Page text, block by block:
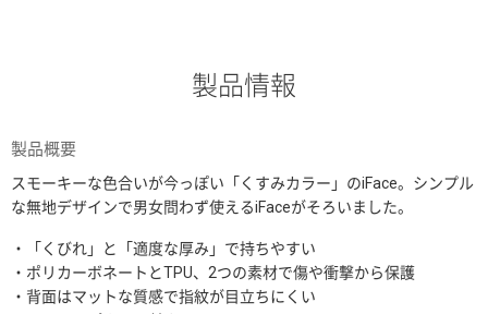
製品情報
製品概要
スモーキーな色合いが今っぽい「くすみカラー」のiFace。シンプル
な無地デザインで男女問わず使えるiFaceがそろいました。
・「くびれ」と「適度な厚み」で持ちやすい
・ポリカーボネートとTPU、2つの素材で傷や衝撃から保護
・背面はマットな質感で指紋が目立ちにくい